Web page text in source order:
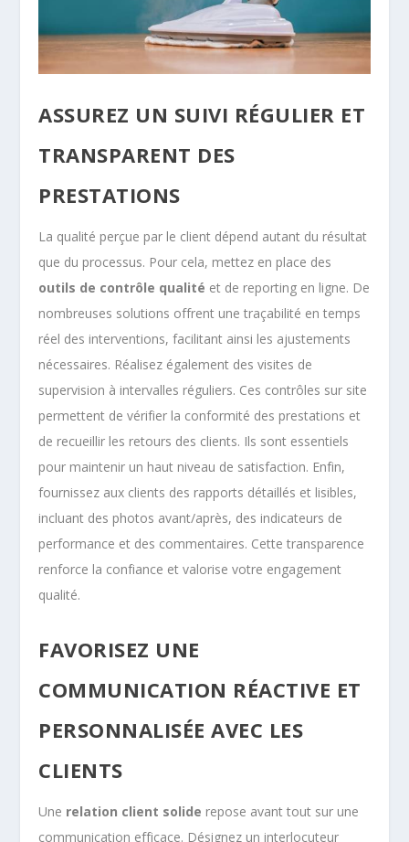
ASSUREZ UN SUIVI RÉGULIER ET
TRANSPARENT DES
PRESTATIONS
La qualité perçue par le client dépend autant du résultat
que du processus. Pour cela, mettez en place des
outils de contrôle qualité et de reporting en ligne. De
nombreuses solutions offrent une traçabilité en temps
réel des interventions, facilitant ainsi les ajustements
nécessaires. Réalisez également des visites de
supervision à intervalles réguliers. Ces contrôles sur site
permettent de vérifier la conformité des prestations et
de recueillir les retours des clients. Ils sont essentiels
pour maintenir un haut niveau de satisfaction. Enfin,
fournissez aux clients des rapports détaillés et lisibles,
incluant des photos avant/après, des indicateurs de
performance et des commentaires. Cette transparence
renforce la confiance et valorise votre engagement
qualité.
FAVORISEZ UNE
COMMUNICATION RÉACTIVE ET
PERSONNALISÉE AVEC LES
CLIENTS
Une relation client solide repose avant tout sur une
communication efficace. Désignez un interlocuteur